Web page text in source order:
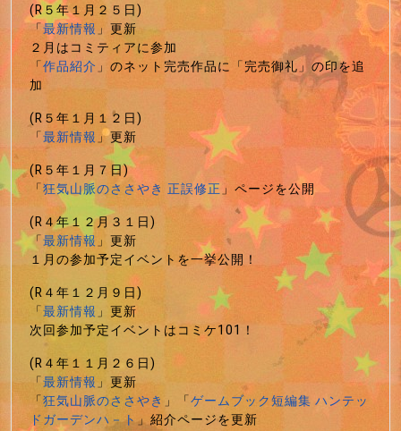
(R５年１月２５日)
「最新情報」更新
２月はコミティアに参加
「作品紹介」のネット完売作品に「完売御礼」の印を追
加
(R５年１月１２日)
「最新情報」更新
(R５年１月７日)
「狂気山脈のささやき 正誤修正」ページを公開
(R４年１２月３１日)
「最新情報」更新
１月の参加予定イベントを一挙公開！
(R４年１２月９日)
「最新情報」更新
次回参加予定イベントはコミケ101！
(R４年１１月２６日)
「最新情報」更新
「狂気山脈のささやき 」「ゲームブック短編集 ハンテッ
ドガーデンハ－ト」紹介ページを更新